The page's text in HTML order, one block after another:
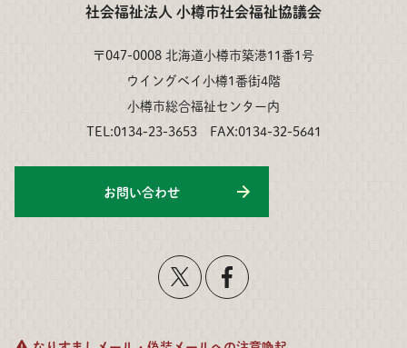
社会福祉法人 小樽市社会福祉協議会
〒047-0008 北海道小樽市築港11番1号
ウイングベイ小樽1番街4階
小樽市総合福祉センター内
TEL:0134-23-3653 FAX:0134-32-5641
お問い合わせ